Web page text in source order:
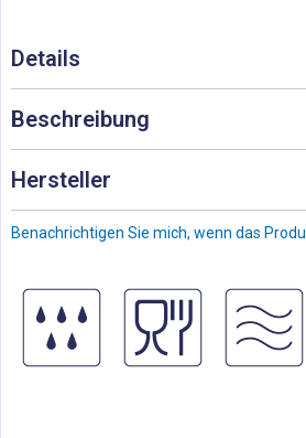
Benachrichtigen Sie mich, wenn das
Details
Beschreibung
Hersteller